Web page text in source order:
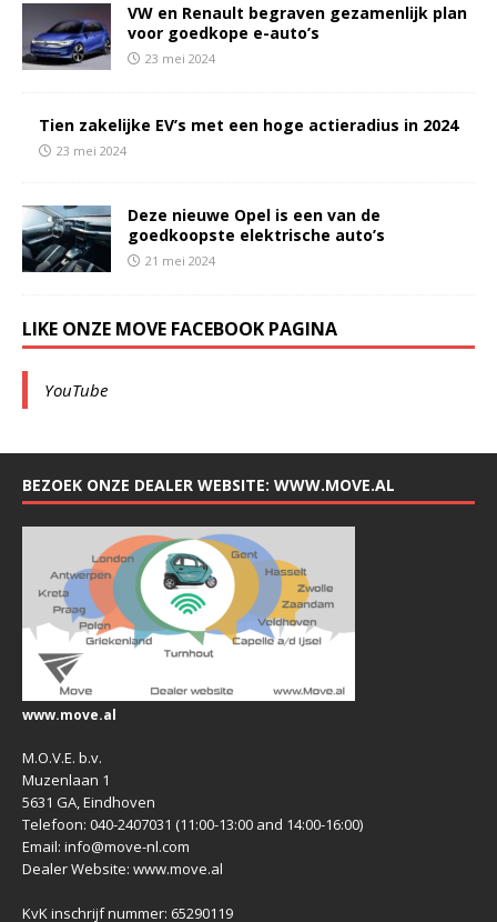
VW en Renault begraven gezamenlijk plan
voor goedkope e-auto’s
23 mei 2024
Tien zakelijke EV’s met een hoge actieradius in 2024
23 mei 2024
Deze nieuwe Opel is een van de
goedkoopste elektrische auto’s
21 mei 2024
LIKE ONZE MOVE FACEBOOK PAGINA
YouTube
BEZOEK ONZE DEALER WEBSITE: WWW.MOVE.AL
www.move.al
M.O.V.E. b.v.
Muzenlaan 1
5631 GA, Eindhoven
Telefoon: 040-2407031 (11:00-13:00 and 14:00-16:00)
Email: info@move-nl.com
Dealer Website: www.move.al
KvK inschrijf nummer: 65290119